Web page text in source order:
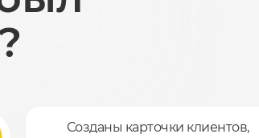
Созданы карточки клиентов,